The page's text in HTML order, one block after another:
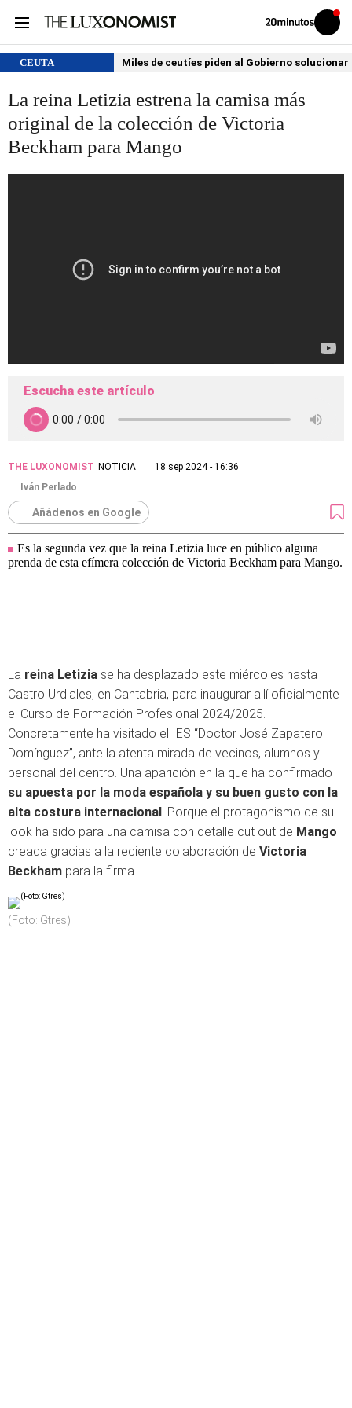
Volver
Iniciar
sesión
CEUTA Miles de ceutíes piden al Gobierno
La reina Letizia estrena la camisa más
original de la colección de Victoria
Beckham para Mango
Escucha este artículo
THE LUXONOMIST NOTICIA
18 sep 2024 - 16:36
Iván Perlado
Añádenos en Google
Es la segunda vez que la reina Letizia luce en público alguna
prenda de esta efímera colección de Victoria Beckham para Mango.
La reina Letizia se ha desplazado este miércoles hasta
Castro Urdiales, en Cantabria, para inaugurar allí oficialmente
el Curso de Formación Profesional 2024/2025.
Concretamente ha visitado el IES “Doctor José Zapatero
Domínguez”, ante la atenta mirada de vecinos, alumnos y
personal del centro. Una aparición en la que ha confirmado
su apuesta por la moda española y su buen gusto con la
alta costura internacional . Porque el protagonismo de su
look ha sido para una camisa con detalle cut out de Mango
creada gracias a la reciente colaboración de Victoria
Beckham para la firma.
(Foto: Gtres)